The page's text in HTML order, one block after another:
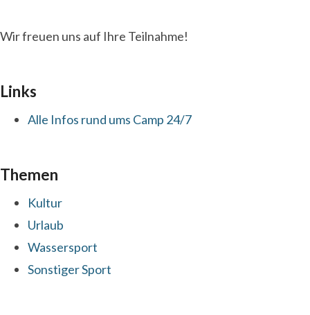
Wir freuen uns auf Ihre Teilnahme!
Links
Alle Infos rund ums Camp 24/7
Themen
Kultur
Urlaub
Wassersport
Sonstiger Sport